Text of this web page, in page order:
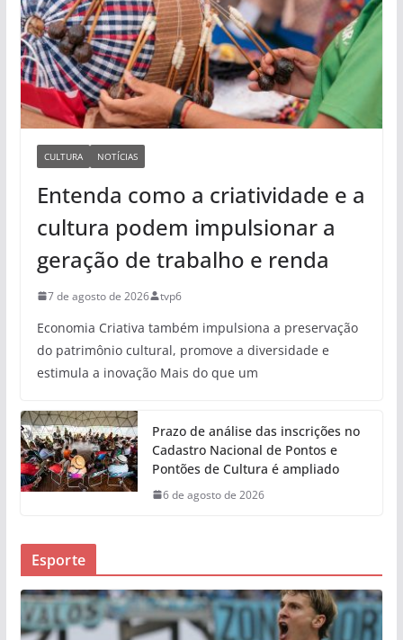
CULTURA NOTÍCIAS
Entenda como a criatividade e a
cultura podem impulsionar a
geração de trabalho e renda
7 de agosto de 2026 tvp6
Economia Criativa também impulsiona a preservação
do patrimônio cultural, promove a diversidade e
estimula a inovação Mais do que um
Prazo de análise das inscrições no
Cadastro Nacional de Pontos e
Pontões de Cultura é ampliado
6 de agosto de 2026
Esporte